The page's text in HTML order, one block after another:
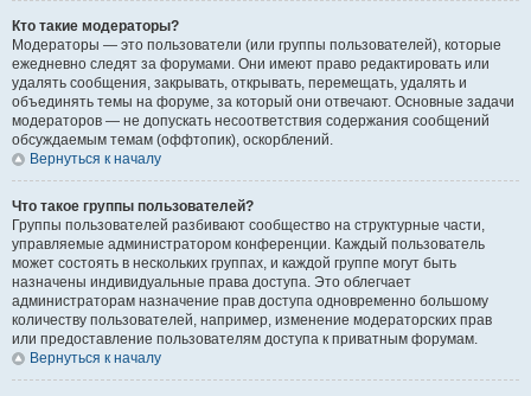
Кто такие модераторы?
Модераторы — это пользователи (или группы пользователей), которые
ежедневно следят за форумами. Они имеют право редактировать или
удалять сообщения, закрывать, открывать, перемещать, удалять и
объединять темы на форуме, за который они отвечают. Основные задачи
модераторов — не допускать несоответствия содержания сообщений
обсуждаемым темам (оффтопик), оскорблений.
Вернуться к началу
Что такое группы пользователей?
Группы пользователей разбивают сообщество на структурные части,
управляемые администратором конференции. Каждый пользователь
может состоять в нескольких группах, и каждой группе могут быть
назначены индивидуальные права доступа. Это облегчает
администраторам назначение прав доступа одновременно большому
количеству пользователей, например, изменение модераторских прав
или предоставление пользователям доступа к приватным форумам.
Вернуться к началу